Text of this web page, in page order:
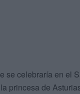
se celebraría en el
princesa de